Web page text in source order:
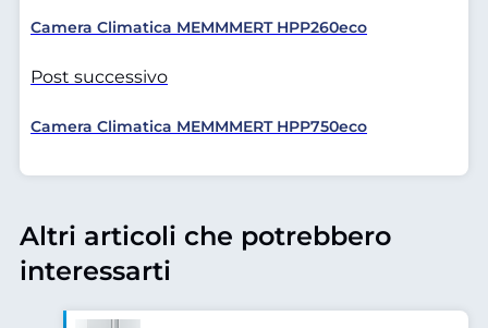
Camera Climatica MEMMMERT HPP260eco
Post successivo
Camera Climatica MEMMMERT HPP750eco
Altri articoli che potrebbero
interessarti